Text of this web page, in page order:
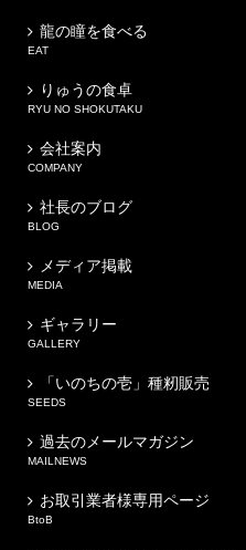
龍の瞳を食べる
EAT
りゅうの食卓
RYU NO SHOKUTAKU
会社案内
COMPANY
社長のブログ
BLOG
メディア掲載
MEDIA
ギャラリー
GALLERY
「いのちの壱」種籾販売
SEEDS
過去のメールマガジン
MAILNEWS
お取引業者様専用ページ
BtoB